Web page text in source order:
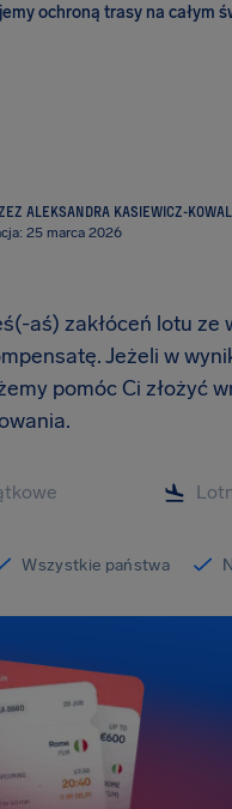
ochroną trasy na całym
ALEKSANDRA KASIEWICZ-
25 marca 2026
aś) zakłóceń lotu ze
Jeżeli w
pomóc Ci złożyć
Wszystkie państwa